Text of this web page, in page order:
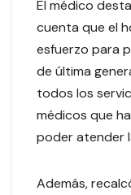
El médico
cuenta que el
esfuerzo para
de última
todos los
médicos que
poder atender
Además,